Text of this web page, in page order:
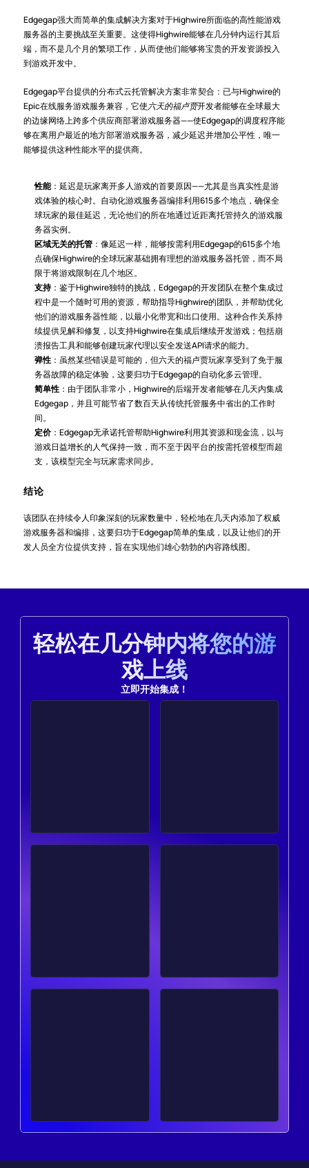
Edgegap强大而简单的集成解决方案对于Highwire所面临的高性能游戏
服务器的主要挑战至关重要。这使得Highwire能够在几分钟内运行其后
端，而不是几个月的繁琐工作，从而使他们能够将宝贵的开发资源投入
到游戏开发中。
Edgegap平台提供的分布式云托管解决方案非常契合：已与Highwire的
Epic在线服务游戏服务兼容，它使六天的福卢贾开发者能够在全球最大
的边缘网络上跨多个供应商部署游戏服务器——使Edgegap的调度程序能
够在离用户最近的地方部署游戏服务器，减少延迟并增加公平性，唯一
能够提供这种性能水平的提供商。
性能：延迟是玩家离开多人游戏的首要原因——尤其是当真实性是游
戏体验的核心时。自动化游戏服务器编排利用615多个地点，确保全
球玩家的最佳延迟，无论他们的所在地通过近距离托管持久的游戏服
务器实例。
区域无关的托管：像延迟一样，能够按需利用Edgegap的615多个地
点确保Highwire的全球玩家基础拥有理想的游戏服务器托管，而不局
限于将游戏限制在几个地区。
支持：鉴于Highwire独特的挑战，Edgegap的开发团队在整个集成过
程中是一个随时可用的资源，帮助指导Highwire的团队，并帮助优化
他们的游戏服务器性能，以最小化带宽和出口使用。这种合作关系持
续提供见解和修复，以支持Highwire在集成后继续开发游戏；包括崩
溃报告工具和能够创建玩家代理以安全发送API请求的能力。
弹性：虽然某些错误是可能的，但六天的福卢贾玩家享受到了免于服
务器故障的稳定体验，这要归功于Edgegap的自动化多云管理。
简单性：由于团队非常小，Highwire的后端开发者能够在几天内集成
Edgegap，并且可能节省了数百天从传统托管服务中省出的工作时
间。
定价：Edgegap无承诺托管帮助Highwire利用其资源和现金流，以与
游戏日益增长的人气保持一致，而不至于因平台的按需托管模型而超
支，该模型完全与玩家需求同步。
结论
该团队在持续令人印象深刻的玩家数量中，轻松地在几天内添加了权威
游戏服务器和编排，这要归功于Edgegap简单的集成，以及让他们的开
发人员全方位提供支持，旨在实现他们雄心勃勃的内容路线图。
轻松在几分钟内将您的游
戏上线
立即开始集成！